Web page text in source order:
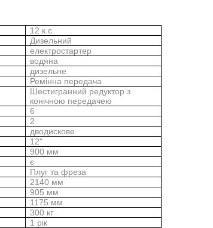
12 к.с.
Дизельний
електростартер
водяна
дизельне
Ремінна передача
Шестигранний редуктор з
конічною передачею
6
2
дводискове
12"
900 мм
є
Плуг та фреза
2140 мм
905 мм
1175 мм
300 кг
1 рік